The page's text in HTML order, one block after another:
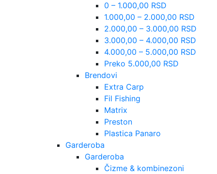
0 – 1.000,00 RSD
1.000,00 – 2.000,00 RSD
2.000,00 – 3.000,00 RSD
3.000,00 – 4.000,00 RSD
4.000,00 – 5.000,00 RSD
Preko 5.000,00 RSD
Brendovi
Extra Carp
Fil Fishing
Matrix
Preston
Plastica Panaro
Garderoba
Garderoba
Čizme & kombinezoni